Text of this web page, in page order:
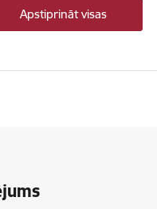
Apstiprināt visas